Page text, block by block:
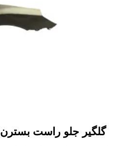
گلگیر جلو راست بسترن B30